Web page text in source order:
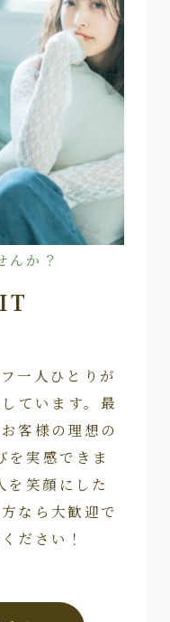
んか？
一人ひとりが
ています。最
客様の理想の
を実感できま
を笑顔にした
なら大歓迎で
ださい！